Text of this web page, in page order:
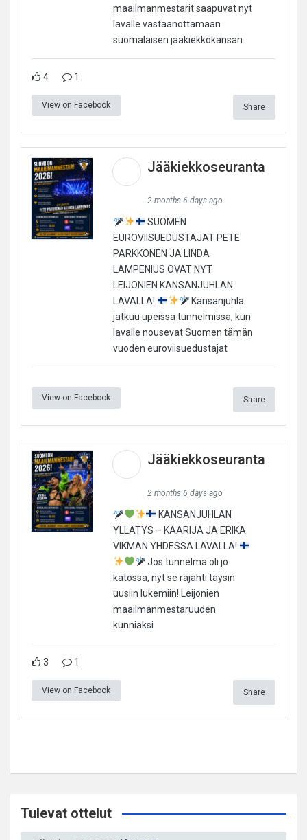
maailmanmestarit saapuvat nyt
lavalle vastaanottamaan
suomalaisen jääkiekkokansan
4 1
View on Facebook Share
Jääkiekkoseuranta
2 months 6 days ago
SUOMEN
EUROVIISUEDUSTAJAT PETE
PARKKONEN JA LINDA
LAMPENIUS OVAT NYT
LEIJONIEN KANSANJUHLAN
LAVALLA!
Kansanjuhla
jatkuu upeissa tunnelmissa, kun
lavalle nousevat Suomen tämän
vuoden euroviisuedustajat
View on Facebook Share
Jääkiekkoseuranta
2 months 6 days ago
KANSANJUHLAN
YLLÄTYS – KÄÄRIJÄ JA ERIKA
VIKMAN YHDESSÄ LAVALLA!
Jos tunnelma oli jo
katossa, nyt se räjähti täysin
uusiin lukemiin! Leijonien
maailmanmestaruuden
kunniaksi
3 1
View on Facebook Share
Tulevat ottelut